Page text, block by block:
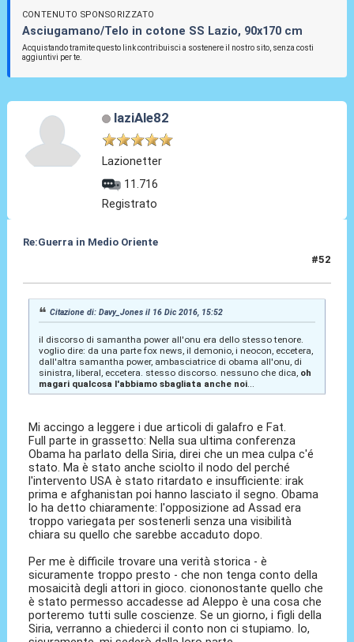
CONTENUTO SPONSORIZZATO
Asciugamano/Telo in cotone SS Lazio, 90x170 cm
Acquistando tramite questo link contribuisci a sostenere il nostro sito, senza costi
aggiuntivi per te.
laziAle82
Lazionetter
11.716
Registrato
Re:Guerra in Medio Oriente
#52
Citazione di: Davy_Jones il 16 Dic 2016, 15:52
il discorso di samantha power all'onu era dello stesso tenore.
voglio dire: da una parte fox news, il demonio, i neocon, eccetera,
dall'altra samantha power, ambasciatrice di obama all'onu, di
sinistra, liberal, eccetera. stesso discorso. nessuno che dica, oh
magari qualcosa l'abbiamo sbagliata anche noi...
Mi accingo a leggere i due articoli di galafro e Fat.
Full parte in grassetto: Nella sua ultima conferenza
Obama ha parlato della Siria, direi che un mea culpa c'é
stato. Ma è stato anche sciolto il nodo del perché
l'intervento USA è stato ritardato e insufficiente: irak
prima e afghanistan poi hanno lasciato il segno. Obama
lo ha detto chiaramente: l'opposizione ad Assad era
troppo variegata per sostenerli senza una visibilità
chiara su quello che sarebbe accaduto dopo.
Per me è difficile trovare una verità storica - è
sicuramente troppo presto - che non tenga conto della
mosaicità degli attori in gioco. ciononostante quello che
è stato permesso accadesse ad Aleppo è una cosa che
porteremo tutti sulle coscienze. Se un giorno, i figli della
Siria, verranno a chiederci il conto non ci stupiamo. Io,